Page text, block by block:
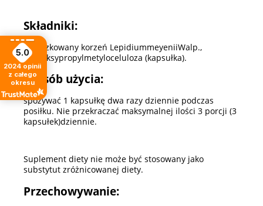
Składniki:
sproszkowany korzeń LepidiummeyeniiWalp.,
hydroksypropylmetyloceluloza (kapsułka).
Sposób użycia:
spożywać 1 kapsułkę dwa razy dziennie podczas
posiłku. Nie przekraczać maksymalnej ilości 3 porcji (3
kapsułek)dziennie.
Suplement diety nie może być stosowany jako
substytut zróżnicowanej diety.
Przechowywanie:
5.0
2024 opinii
z całego
okresu